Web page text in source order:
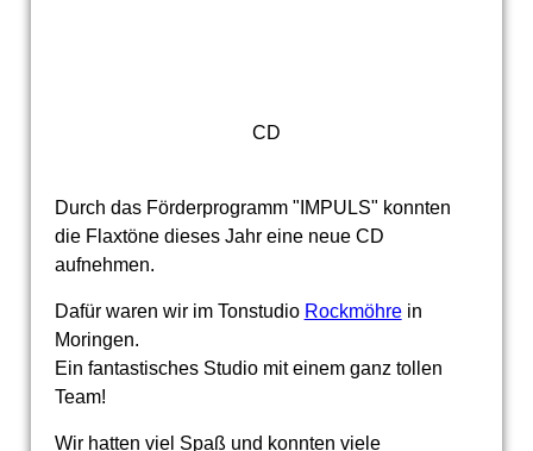
CD
Durch das Förderprogramm "IMPULS" konnten
die Flaxtöne dieses Jahr eine neue CD
aufnehmen.
Dafür waren wir im Tonstudio Rockmöhrein
Moringen.
Ein fantastisches Studio mit einem ganz tollen
Team!
Wir hatten viel Spaß und konnten viele